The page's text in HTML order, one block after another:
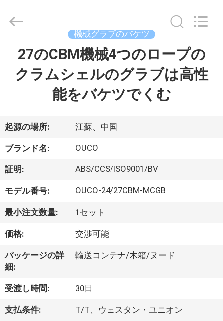
品
ビ
デ
オ
VR
シ
ョ
ー
2020
INTERNATIONAL
GROUP
機械グラブのバケツ
27のCBM機械4つのロープの
クラムシェルのグラブは高性
能をバケツでくむ
起源の場所: 江蘇、中国
ブランド名: OUCO
証明: ABS/CCS/ISO9001/BV
モデル番号: OUCO-24/27CBM-MCGB
最小注文数量: 1セット
価格: 交渉可能
パッケージの詳
細:
輸送コンテナ/木箱/ヌード
受渡し時間: 30日
支払条件: T/T、ウェスタン・ユニオン